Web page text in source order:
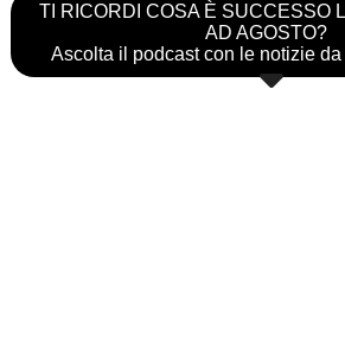
TI RICORDI COSA È SUCCESSO
AD AGOSTO?
Ascolta il podcast con le notizie